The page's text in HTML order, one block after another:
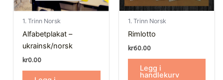
1. Trinn Norsk
Alfabetplakat –
ukrainsk/norsk
kr0.00
1. Trinn Norsk
Rimlotto
kr60.00
Legg i
handlekurv